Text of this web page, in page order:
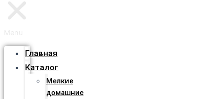
Главная
Каталог
Мелкие
домашние